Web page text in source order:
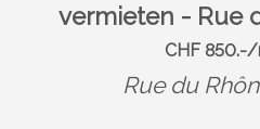
vermieten - Rue
CHF 850.-/
Rue du